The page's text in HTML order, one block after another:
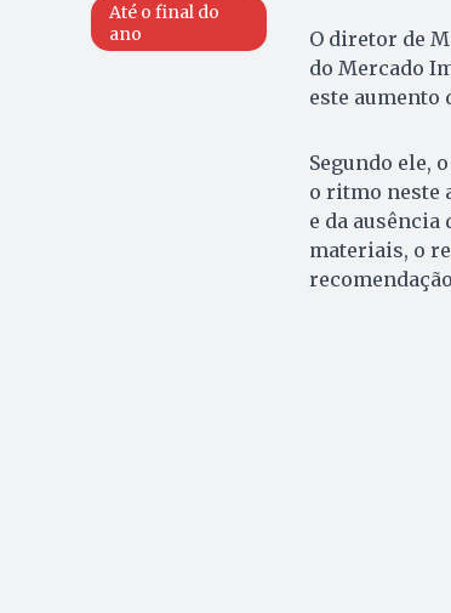
Até o final do
ano
O diretor de
do Mercado
este aumento
Segundo ele,
o ritmo neste
e da ausência
materiais, o